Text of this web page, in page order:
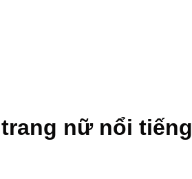
nữ nổi tiếng